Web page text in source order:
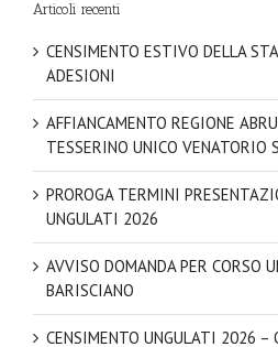
Articoli recenti
CENSIMENTO ESTIVO DELLA
ADESIONI
AFFIANCAMENTO REGIONE
TESSERINO UNICO VENATORIO
PROROGA TERMINI
UNGULATI 2026
AVVISO DOMANDA PER CORSO
BARISCIANO
CENSIMENTO UNGULATI 2026 –